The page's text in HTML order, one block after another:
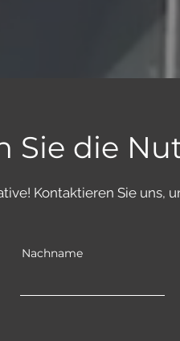
Sie die
Kontaktieren Sie uns,
Nachname